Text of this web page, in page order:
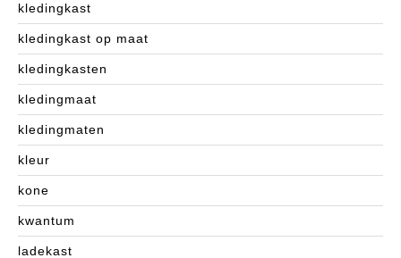
kledingkast
kledingkast op maat
kledingkasten
kledingmaat
kledingmaten
kleur
kone
kwantum
ladekast